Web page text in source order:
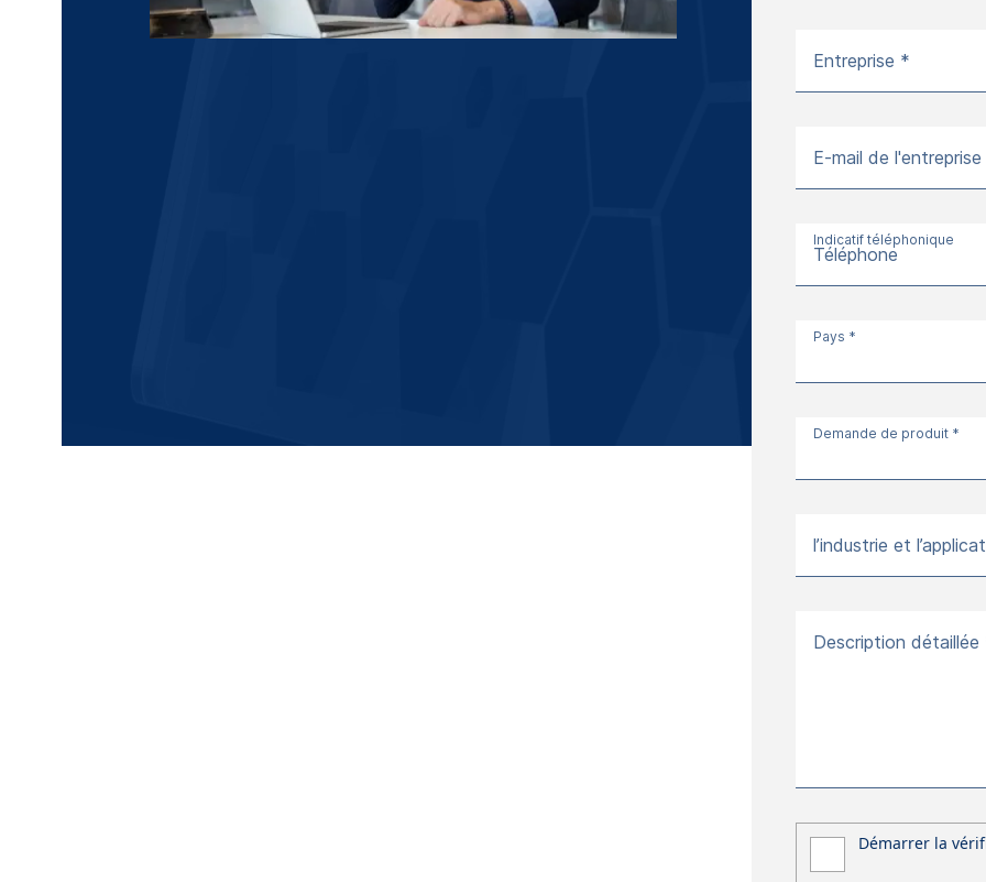
Entreprise *
E-mail de
Indicatif téléphonique
Téléphone
Pays *
Demande de produit *
l’industrie et
Description détaillée